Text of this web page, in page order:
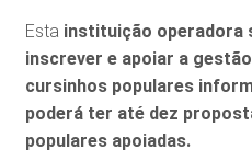
Esta instituição operadora
inscrever e apoiar a
cursinhos populares
poderá ter até dez
populares apoiadas.